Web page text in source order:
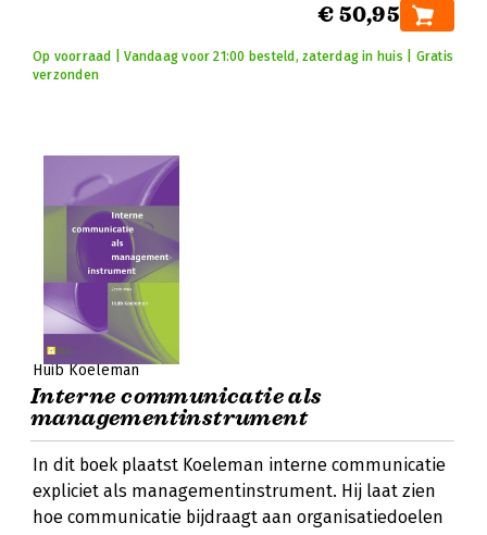
€ 50,95
Op voorraad | Vandaag voor 21:00 besteld, zaterdag in huis | Gratis
verzonden
Huib Koeleman
Interne communicatie als
managementinstrument
In dit boek plaatst Koeleman interne communicatie
expliciet als managementinstrument. Hij laat zien
hoe communicatie bijdraagt aan organisatiedoelen